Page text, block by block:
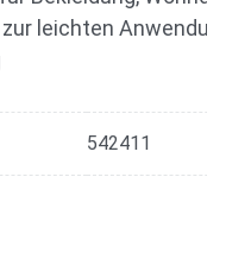
leichten
542411